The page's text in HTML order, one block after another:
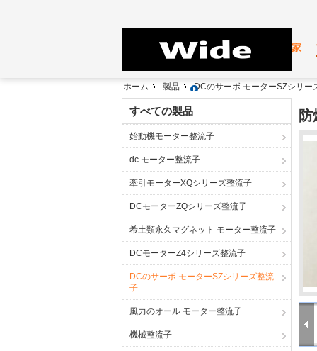
家
ホーム 製品 DCのサーボ モーターSZシリー
すべての製品
始動機モーター整流子
dc モーター整流子
牽引モーターXQシリーズ整流子
DCモーターZQシリーズ整流子
希土類永久マグネット モーター整流子
DCモーターZ4シリーズ整流子
DCのサーボ モーターSZシリーズ整流
子
風力のオール モーター整流子
機械整流子